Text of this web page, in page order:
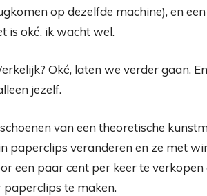
op dezelfde machine), en
is oké, ik wacht wel.
Oké, laten we verder gaan.
jezelf.
van een theoretische
paperclips veranderen en ze met
een paar cent per keer te
te maken.